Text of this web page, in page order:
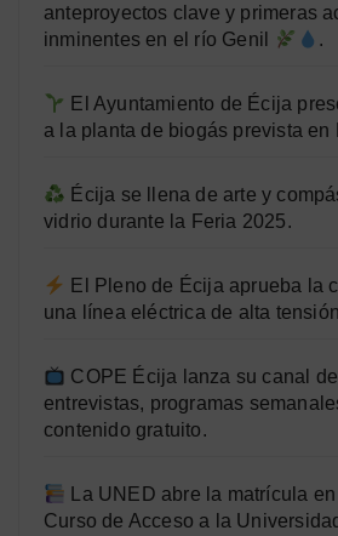
anteproyectos clave y primeras
inminentes en el río Genil
.
El Ayuntamiento de Écija
a la planta de biogás prevista en
Écija se llena de arte y
vidrio durante la Feria 2025.
El Pleno de Écija aprueba la
una línea eléctrica de alta
COPE Écija lanza su canal
entrevistas, programas
contenido gratuito.
La UNED abre la matrícula
Curso de Acceso a la